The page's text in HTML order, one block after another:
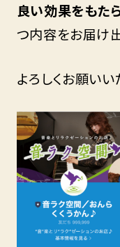
良い効果をもた
つ内容をお届け
よろしくお願い